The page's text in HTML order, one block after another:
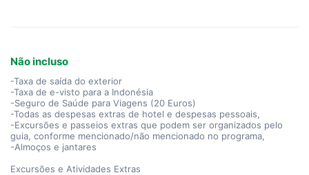
Não incluso
-Taxa de saída do exterior
-Taxa de e-visto para a Indonésia
-Seguro de Saúde para Viagens (20 Euros)
-Todas as despesas extras de hotel e despesas pessoais,
-Excursões e passeios extras que podem ser organizados pelo
guia, conforme mencionado/não mencionado no programa,
-Almoços e jantares
Excursões e Atividades Extras